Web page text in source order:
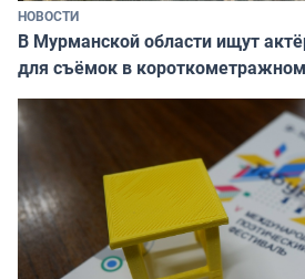
НОВОСТИ
В Мурманской области ищут
для съёмок в